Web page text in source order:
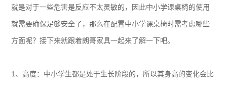
就是对于一些危害是反应不太灵敏的，因此中小学课桌椅的使用
就需要确保足够安全了，那么在配置中小学课桌椅时需考虑哪些
方面呢？接下来就跟着朗哥家具一起来了解一下吧。
1、高度：中小学生都是处于生长阶段的，所以其身高的变化会比